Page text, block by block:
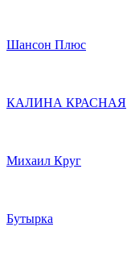
Шансон Плюс
КАЛИНА КРАСНАЯ
Михаил Круг
Бутырка